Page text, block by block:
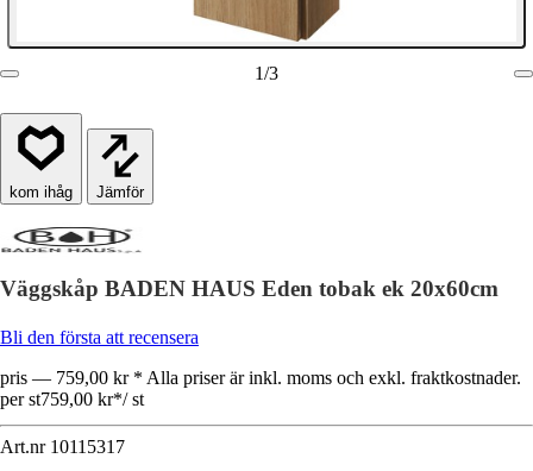
1/3
Jämför
Väggskåp BADEN HAUS Eden tobak ek 20x60cm
Bli den första att recensera
pris — 759,00 kr * Alla priser är inkl. moms och exkl. fraktkostnader.
per st759,00 kr*/ st
Art.nr 10115317